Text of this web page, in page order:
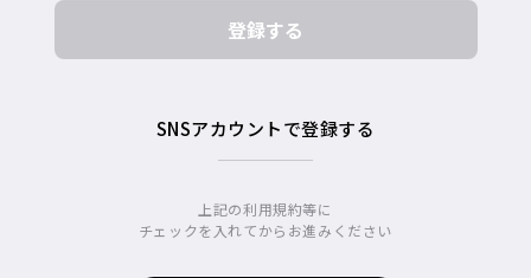
SNSアカウントで登録する
上記の利用規約等に
チェックを入れてからお進みください